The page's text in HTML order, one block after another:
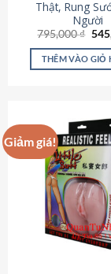
Thật, Rung
Người
795,000₫ Giá
là:
THÊM VÀO GIỎ
Giảm giá!